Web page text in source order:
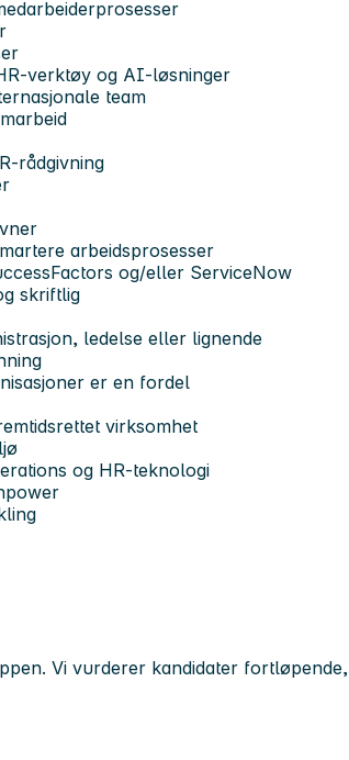
verktøy og AI-løsninger
team
rådgivning
arbeidsprosesser
og/eller ServiceNow
skriftlig
ledelse eller lignende
er en fordel
virksomhet
og HR-teknologi
Vi vurderer kandidater